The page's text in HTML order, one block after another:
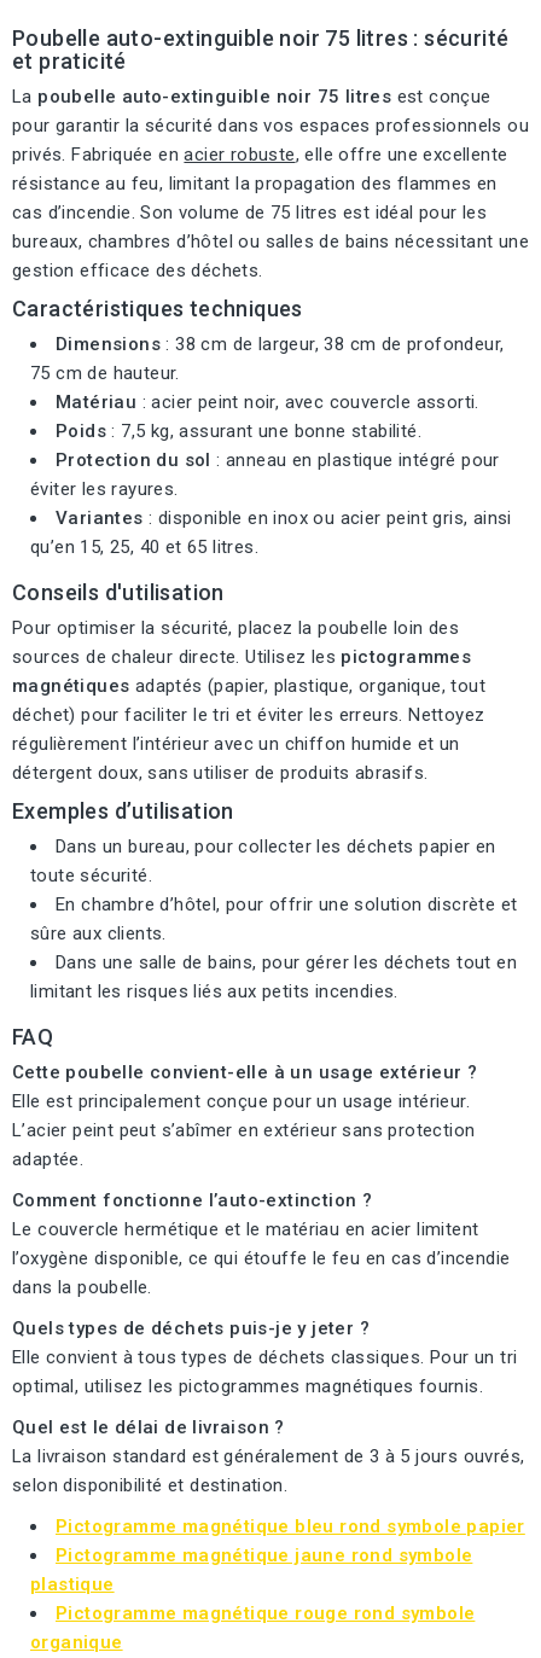
Poubelle auto-extinguible noir 75 litres : sécurité
et praticité
La poubelle auto-extinguible noir 75 litres est conçue
pour garantir la sécurité dans vos espaces professionnels ou
privés. Fabriquée enacier robuste, elle offre une excellente
résistance au feu, limitant la propagation des flammes en
cas d’incendie. Son volume de 75 litres est idéal pour les
bureaux, chambres d’hôtel ou salles de bains nécessitant une
gestion efficace des déchets.
Caractéristiques techniques
Dimensions : 38 cm de largeur, 38 cm de profondeur,
75 cm de hauteur.
Matériau : acier peint noir, avec couvercle assorti.
Poids : 7,5 kg, assurant une bonne stabilité.
Protection du sol : anneau en plastique intégré pour
éviter les rayures.
Variantes : disponible en inox ou acier peint gris, ainsi
qu’en 15, 25, 40 et 65 litres.
Conseils d'utilisation
Pour optimiser la sécurité, placez la poubelle loin des
sources de chaleur directe. Utilisez les pictogrammes
magnétiques adaptés (papier, plastique, organique, tout
déchet) pour faciliter le tri et éviter les erreurs. Nettoyez
régulièrement l’intérieur avec un chiffon humide et un
détergent doux, sans utiliser de produits abrasifs.
Exemples d’utilisation
Dans un bureau, pour collecter les déchets papier en
toute sécurité.
En chambre d’hôtel, pour offrir une solution discrète et
sûre aux clients.
Dans une salle de bains, pour gérer les déchets tout en
limitant les risques liés aux petits incendies.
FAQ
Cette poubelle convient-elle à un usage extérieur ?
Elle est principalement conçue pour un usage intérieur.
L’acier peint peut s’abîmer en extérieur sans protection
adaptée.
Comment fonctionne l’auto-extinction ?
Le couvercle hermétique et le matériau en acier limitent
l’oxygène disponible, ce qui étouffe le feu en cas d’incendie
dans la poubelle.
Quels types de déchets puis-je y jeter ?
Elle convient à tous types de déchets classiques. Pour un tri
optimal, utilisez les pictogrammes magnétiques fournis.
Quel est le délai de livraison ?
La livraison standard est généralement de 3 à 5 jours ouvrés,
selon disponibilité et destination.
Pictogramme magnétique bleu rond symbole papier
Pictogramme magnétique jaune rond symbole
plastique
Pictogramme magnétique rouge rond symbole
organique